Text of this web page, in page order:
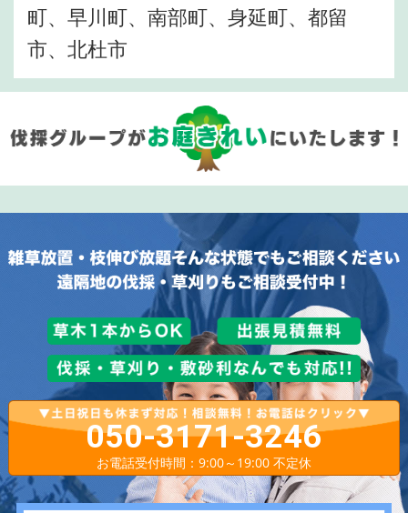
町、早川町、南部町、身延町、都留
市、北杜市
050-3171-3246
お電話受付時間：9:00～19:00 不定休